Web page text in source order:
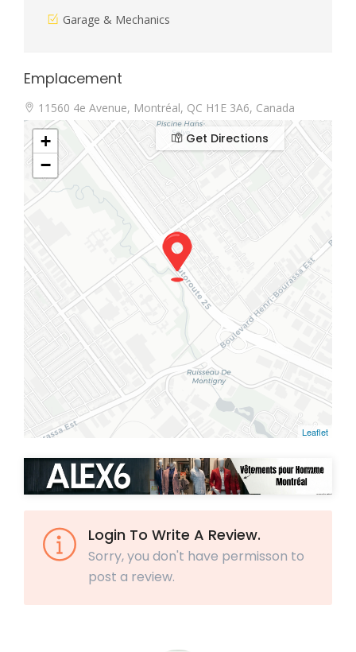
Garage & Mechanics
Emplacement
11560 4e Avenue, Montréal, QC H1E 3A6, Canada
+
−
Leaflet
Get Directions
Login To Write A Review.
Sorry, you don't have permisson to
post a review.